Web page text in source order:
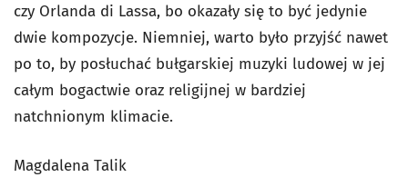
czy Orlanda di Lassa, bo okazały się to być jedynie
dwie kompozycje. Niemniej, warto było przyjść nawet
po to, by posłuchać bułgarskiej muzyki ludowej w jej
całym bogactwie oraz religijnej w bardziej
natchnionym klimacie.
Magdalena Talik